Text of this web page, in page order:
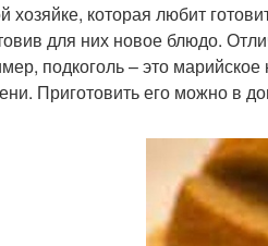
хозяйке, которая любит
для них новое блюдо.
подкоголь – это
Приготовить его можно в